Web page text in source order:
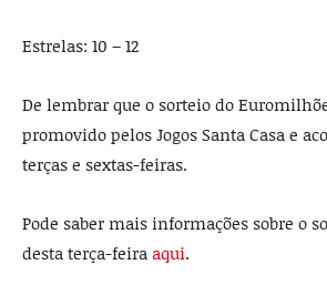
Estrelas: 10 – 12
De lembrar que o sorteio do
promovido pelos Jogos Santa Casa e
terças e sextas-feiras.
Pode saber mais informações sobre o
desta terça-feira aqui.